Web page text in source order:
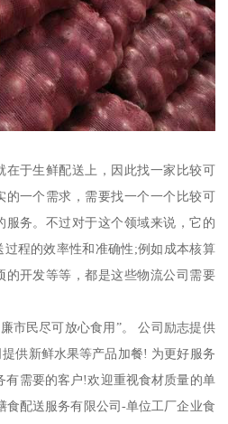
在于生鲜配送上，因此找一家比较可
的一个需求，需要找一个一个比较可
服务。不过对于这个领域来说，它的
程的效率性和准确性;例如成本核算
的开发等等，都是这些物流公司需要
市民尽可放心食用”。 公司励志提供
供新鲜水果等产品加餐! 为更好服务
有需要的客户!欢迎重视食材质量的单
食配送服务有限公司-单位工厂企业食